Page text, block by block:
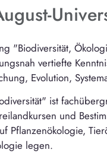
"Biodiversität,
vertiefte
Evolution,
ist
und
Pflanzenökologie,
legen.